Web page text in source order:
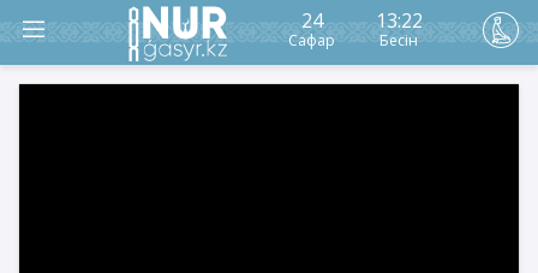
24
Сафар
13:22
Бесін